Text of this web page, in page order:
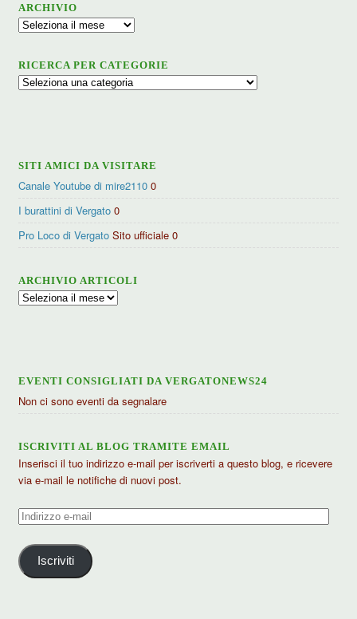
ARCHIVIO
Archivio
RICERCA PER CATEGORIE
Ricerca
SITI AMICI DA VISITARE
Canale Youtube di mire2110 0
I burattini di Vergato 0
Pro Loco di Vergato Sito ufficiale 0
ARCHIVIO ARTICOLI
Archivio
EVENTI CONSIGLIATI DA VERGATONEWS24
Non ci sono eventi da segnalare
ISCRIVITI AL BLOG TRAMITE EMAIL
Inserisci il tuo indirizzo e-mail per iscriverti a questo blog, e ricevere
via e-mail le notifiche di nuovi post.
Indirizzo
mail
Iscriviti